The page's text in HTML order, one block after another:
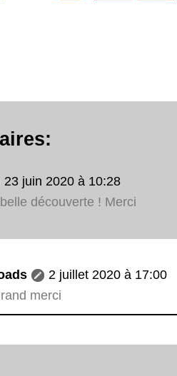
23 juin 2020 à 10:28
découverte ! Merci
2 juillet 2020 à 17:00
merci